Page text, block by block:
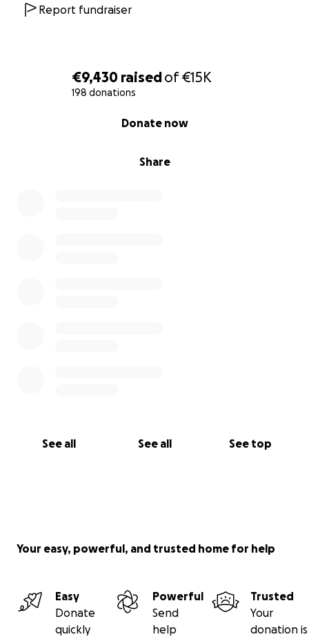
€9,430 raisedof€15K
198 donations
Share
Donate now
See all See all See top
Report fundraiser
Your easy, powerful, and trusted home for help
Easy
Donate
quickly
Powerful
Send
help
Trusted
Your
donation is